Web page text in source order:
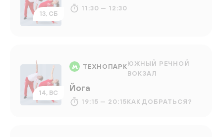
13, СБ
11:30 — 12:30
14, ВС
ТЕХНОПАРКЮЖНЫЙ РЕЧНОЙ
ВОКЗАЛ
Йога
19:15 — 20:15КАК ДОБРАТЬСЯ?